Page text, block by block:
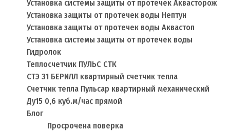
Установка системы защиты от протечек Аквасторож
Установка защиты от протечек воды Нептун
Установка защиты от протечек воды Аквастоп
Установка системы защиты от протечек воды
Гидролок
Теплосчетчик ПУЛЬС СТК
СТЭ 31 БЕРИЛЛ квартирный счетчик тепла
Счетчик тепла Пульсар квартирный механический
Ду15 0,6 куб.м/час прямой
Блог
Просрочена поверка